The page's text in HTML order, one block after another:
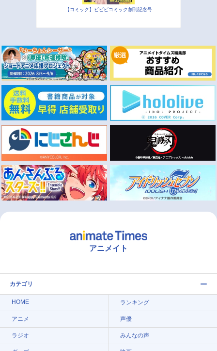
【コミック】ビビビコミック創刊記念号
アニメイト
カテゴリ
HOME ランキング
アニメ 声優
ラジオ みんなの声